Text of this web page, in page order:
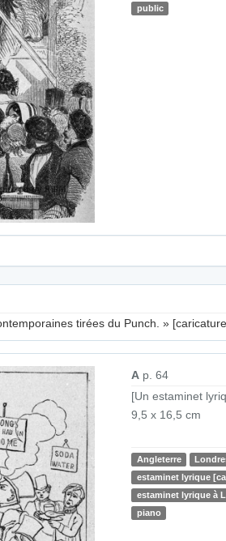
public
tirées du Punch. »
A p. 64
[Un estaminet
9,5 x 16,5 cm
Angleterre
estaminet lyrique
estaminet lyrique à
piano